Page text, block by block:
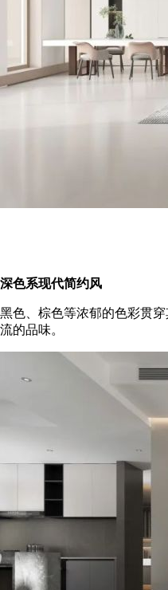
深色系现代简约风
黑色、棕色等浓郁的色彩贯
流的品味。